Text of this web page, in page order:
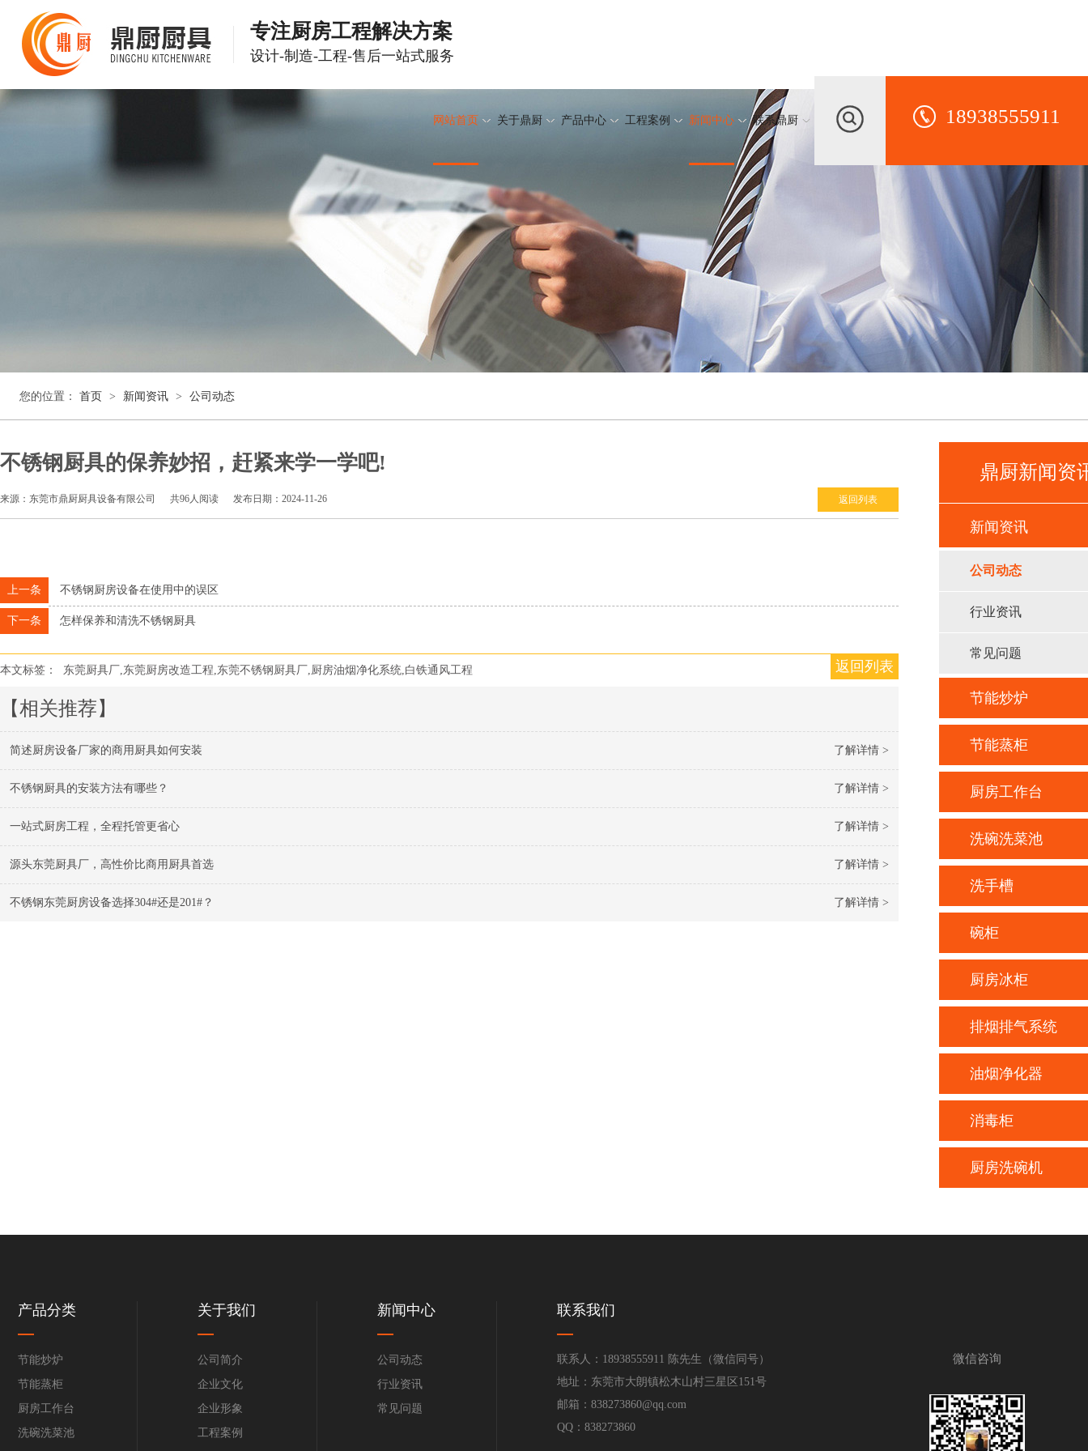
专注厨房工程解决方案
设计-制造-工程-售后一站式服务
网站首页 关于鼎厨 产品中心 工程案例 新闻中心 联系鼎厨 18938555911
您的位置： 首页 > 新闻资讯 > 公司动态
不锈钢厨具的保养妙招，赶紧来学一学吧!
返回列表
来源：东莞市鼎厨厨具设备有限公司 共96人阅读 发布日期：2024-11-26
上一条 不锈钢厨房设备在使用中的误区
下一条 怎样保养和清洗不锈钢厨具
返回列表
本文标签： 东莞厨具厂,东莞厨房改造工程,东莞不锈钢厨具厂,厨房油烟净化系统,白铁通风工程
【相关推荐】
了解详情 >
简述厨房设备厂家的商用厨具如何安装
了解详情 >
不锈钢厨具的安装方法有哪些？
了解详情 >
一站式厨房工程，全程托管更省心
了解详情 >
源头东莞厨具厂，高性价比商用厨具首选
了解详情 >
不锈钢东莞厨房设备选择304#还是201#？
鼎厨新闻资
新闻资讯
公司动态
行业资讯
常见问题
节能炒炉
节能蒸柜
厨房工作台
洗碗洗菜池
洗手槽
碗柜
厨房冰柜
排烟排气系统
油烟净化器
消毒柜
厨房洗碗机
产品分类
节能炒炉
节能蒸柜
厨房工作台
洗碗洗菜池
关于我们
公司简介
企业文化
企业形象
工程案例
新闻中心
公司动态
行业资讯
常见问题
联系我们
联系人：18938555911 陈先生（微信同号）
地址：东莞市大朗镇松木山村三星区151号
邮箱：838273860@qq.com
QQ：838273860
关注小程序 微信咨询